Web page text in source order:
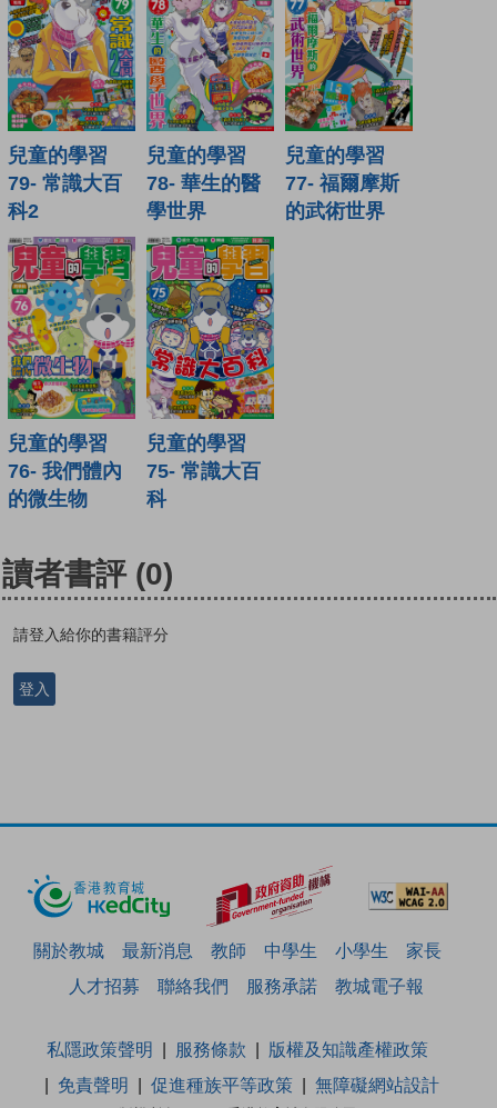
兒童的學習
79- 常識大百
科2
兒童的學習
78- 華生的醫
學世界
兒童的學習
77- 福爾摩斯
的武術世界
兒童的學習
76- 我們體內
的微生物
兒童的學習
75- 常識大百
科
讀者書評 (0)
請登入給你的書籍評分
登入
關於教城 最新消息 教師 中學生 小學生
家長
人才招募
聯絡我們 服務承諾 教城電子報
私隱政策聲明 服務條款
版權及知識產權政策
免責聲明
促進種族平等政策 無障礙網站設計